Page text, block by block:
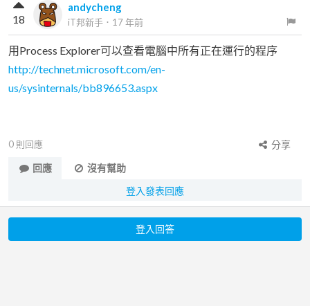
andycheng
iT邦新手 ． 17 年前
18
用Process Explorer可以查看電腦中所有正在運行的程序
http://technet.microsoft.com/en-
us/sysinternals/bb896653.aspx
0 則回應
分享
回應
沒有幫助
登入發表回應
登入回答